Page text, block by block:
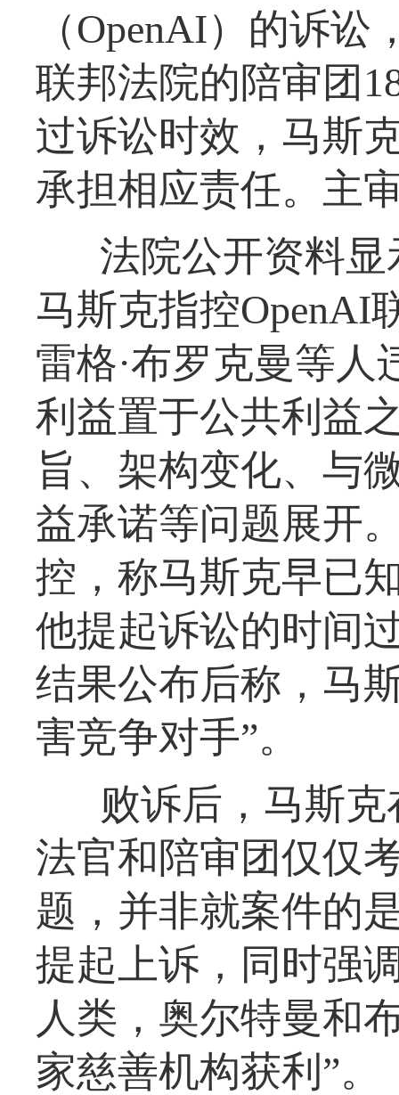
（OpenAI）的诉
联邦法院的陪审团
过诉讼时效，马斯
承担相应责任。主
法院公开资料显
马斯克指控OpenAI
雷格·布罗克曼等人
利益置于公共利益
旨、架构变化、与
益承诺等问题展开
控，称马斯克早已
他提起诉讼的时间
结果公布后称，马
害竞争对手”。
败诉后，马斯
法官和陪审团仅仅
题，并非就案件的
提起上诉，同时强
人类，奥尔特曼和
家慈善机构获利”。